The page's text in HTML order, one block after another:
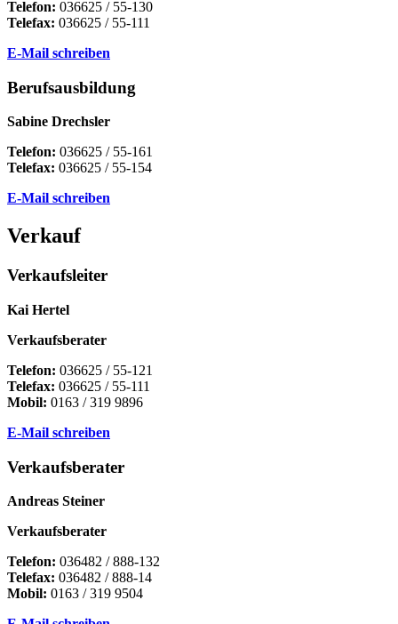
Telefon: 036625 / 55-130
Telefax: 036625 / 55-111
E-Mail schreiben
Berufsausbildung
Sabine Drechsler
Telefon: 036625 / 55-161
Telefax: 036625 / 55-154
E-Mail schreiben
Verkauf
Verkaufsleiter
Kai Hertel
Verkaufsberater
Telefon: 036625 / 55-121
Telefax: 036625 / 55-111
Mobil: 0163 / 319 9896
E-Mail schreiben
Verkaufsberater
Andreas Steiner
Verkaufsberater
Telefon: 036482 / 888-132
Telefax: 036482 / 888-14
Mobil: 0163 / 319 9504